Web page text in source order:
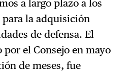
a largo plazo a los
la adquisición
de defensa. El
por el Consejo en mayo
de meses, fue